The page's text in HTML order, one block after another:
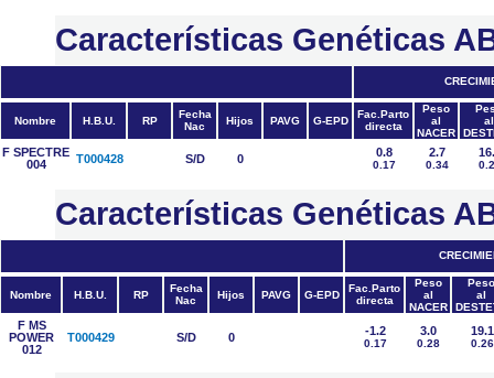
Características Genéticas
Nombre H.B.U. RP
Fecha
Nac
Hijos PAVG G-EPD
Fac.Parto
directa
Peso
al
NACER
al
F SPECTRE
004
T000428 S/D 0 0.8
0.17
2.7
0.34
Características Genéticas
Nombre H.B.U. RP
Fecha
Nac
Hijos PAVG G-EPD
Fac.Parto
directa
Peso
al
NACER
Peso
al
F MS
POWER
012
T000429 S/D 0 -1.2
0.17
3.0
0.28
19.1
0.26